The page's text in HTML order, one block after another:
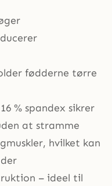
fødderne tørre
% spandex sikrer
at stramme
hvilket kan
– ideel til